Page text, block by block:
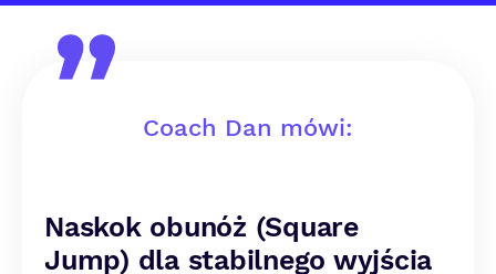
Coach Dan mówi:
Naskok obunóż (Square
Jump) dla stabilnego wyjścia